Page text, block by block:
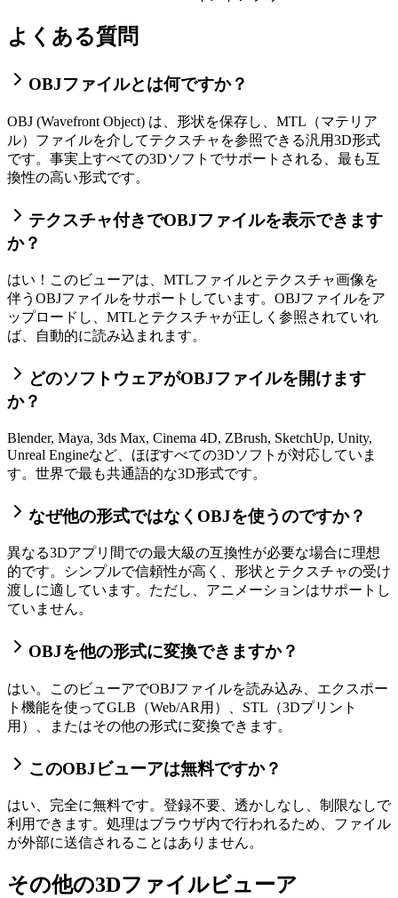
よくある質問
OBJファイルとは何ですか？
OBJ (Wavefront Object) は、形状を保存し、MTL（マテリア
ル）ファイルを介してテクスチャを参照できる汎用3D形式
です。事実上すべての3Dソフトでサポートされる、最も互
換性の高い形式です。
テクスチャ付きでOBJファイルを表示できます
か？
はい！このビューアは、MTLファイルとテクスチャ画像を
伴うOBJファイルをサポートしています。OBJファイルをア
ップロードし、MTLとテクスチャが正しく参照されていれ
ば、自動的に読み込まれます。
どのソフトウェアがOBJファイルを開けます
か？
Blender, Maya, 3ds Max, Cinema 4D, ZBrush, SketchUp, Unity,
Unreal Engineなど、ほぼすべての3Dソフトが対応していま
す。世界で最も共通語的な3D形式です。
なぜ他の形式ではなくOBJを使うのですか？
異なる3Dアプリ間での最大級の互換性が必要な場合に理想
的です。シンプルで信頼性が高く、形状とテクスチャの受け
渡しに適しています。ただし、アニメーションはサポートし
ていません。
OBJを他の形式に変換できますか？
はい。このビューアでOBJファイルを読み込み、エクスポー
ト機能を使ってGLB（Web/AR用）、STL（3Dプリント
用）、またはその他の形式に変換できます。
このOBJビューアは無料ですか？
はい、完全に無料です。登録不要、透かしなし、制限なしで
利用できます。処理はブラウザ内で行われるため、ファイル
が外部に送信されることはありません。
その他の3Dファイルビューア